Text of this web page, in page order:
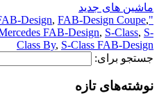
ماشین های جدید
"Ethon"
Design, FAB-Design Coupe,
FAB-Design, S-Class, S-
Class By, S-Class FAB-Design
جستجو برای:
نوشته‌های تازه